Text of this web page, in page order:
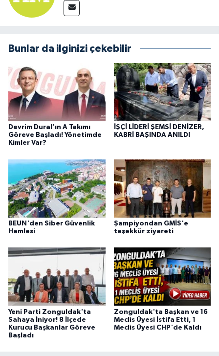
Bunlar da ilginizi çekebilir
Devrim Dural’ın A Takımı
Göreve Başladı! Yönetimde
Kimler Var?
İŞÇİ LİDERİ ŞEMSİ DENİZER,
KABRİ BAŞINDA ANILDI
BEUN'den Siber Güvenlik
Hamlesi
Şampiyondan GMİS'e
teşekkür ziyareti
Yeni Parti Zonguldak'ta
Sahaya İniyor! 8 İlçede
Kurucu Başkanlar Göreve
Başladı
Zonguldak'ta Başkan ve 16
Meclis Üyesi İstifa Etti, 1
Meclis Üyesi CHP'de Kaldı